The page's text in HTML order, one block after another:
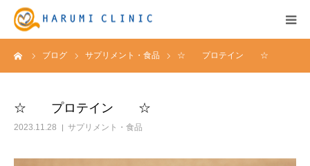
ブログ サプリメント・食品 ☆ プロテイン ☆
☆ プロテイン ☆
2023.11.28 サプリメント・食品
HOME